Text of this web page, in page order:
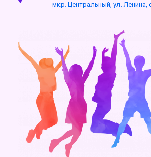
мкр. Центральный, ул. Ленина,